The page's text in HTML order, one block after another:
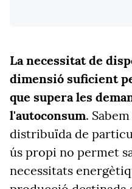
La necessitat de
dimensió suficient
que supera les
l'autoconsum.
distribuïda de
ús propi no permet
necessitats